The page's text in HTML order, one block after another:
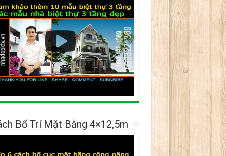
Bố Trí Mặt Bằng 4×12,5m